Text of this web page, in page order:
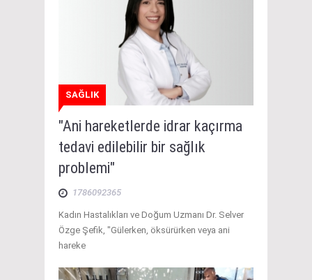
SAĞLIK
"Ani hareketlerde idrar kaçırma
tedavi edilebilir bir sağlık
problemi"
1786092365
Kadın Hastalıkları ve Doğum Uzmanı Dr. Selver
Özge Şefik, "Gülerken, öksürürken veya ani
hareke